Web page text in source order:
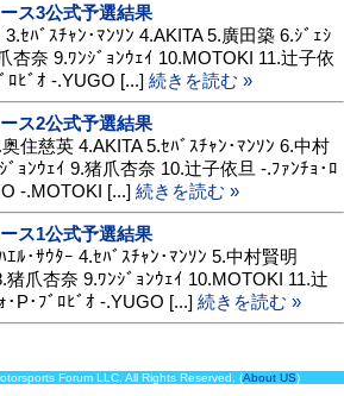
ス3公式予選結果
ｾﾊﾞｽﾁｬﾝ･ﾏﾝｿﾝ 4.AKITA 5.廣田築 6.ｼﾞｪｼ
杏奈 9.ﾜﾝｼﾞｮﾝｳｪｲ 10.MOTOKI 11.辻子依
ﾛﾋﾞｵ -.YUGO [...] 続きを読む »
ス2公式予選結果
住慈英 4.AKITA 5.ｾﾊﾞｽﾁｬﾝ･ﾏﾝｿﾝ 6.中村
ﾞｮﾝｳｪｲ 9.猪爪杏奈 10.辻子依旦 -.ﾌｧﾝﾁｮ･ﾛ
-.MOTOKI [...] 続きを読む »
ス1公式予選結果
ﾙ･ｻｳﾀｰ 4.ｾﾊﾞｽﾁｬﾝ･ﾏﾝｿﾝ 5.中村賢明
猪爪杏奈 9.ﾜﾝｼﾞｮﾝｳｪｲ 10.MOTOKI 11.辻
･P･ﾌﾞﾛﾋﾞｵ -.YUGO [...] 続きを読む »
Forum LLC. All Rights Reserved. (About US)